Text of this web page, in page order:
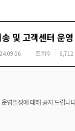
및 고객센터 운영
조회수 6,712
영일정에 대해 공지 드립니